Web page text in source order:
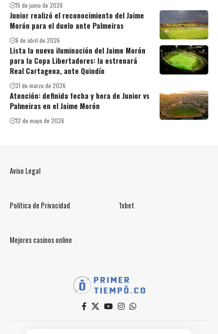
15 de junio de 2026
Junior realizó el reconocimiento del Jaime
Morón para el duelo ante Palmeiras
6 de abril de 2026
Lista la nueva iluminación del Jaime Morón
para la Copa Libertadores: la estrenará
Real Cartagena, ante Quindío
31 de marzo de 2026
Atención: definida fecha y hora de Junior vs
Palmeiras en el Jaime Morón
12 de mayo de 2026
Aviso Legal
Política de Privacidad 1xbet
Mejores casinos online